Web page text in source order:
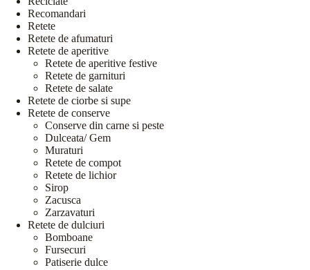
Recomandari
Retete
Retete de afumaturi
Retete de aperitive
Retete de aperitive festive
Retete de garnituri
Retete de salate
Retete de ciorbe si supe
Retete de conserve
Conserve din carne si peste
Dulceata/ Gem
Muraturi
Retete de compot
Retete de lichior
Sirop
Zacusca
Zarzavaturi
Retete de dulciuri
Bomboane
Fursecuri
Patiserie dulce